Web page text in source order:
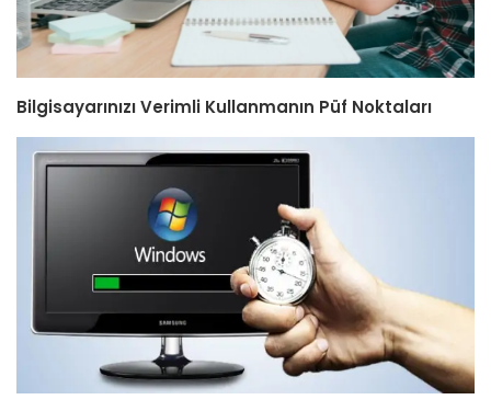
Bilgisayarınızı Verimli Kullanmanın Püf Noktaları